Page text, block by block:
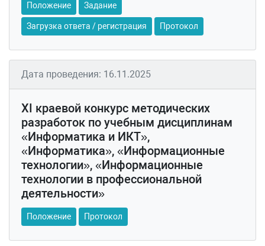
Положение Задание
Загрузка ответа / регистрация Протокол
Дата проведения: 16.11.2025
XI краевой конкурс методических
разработок по учебным дисциплинам
«Информатика и ИКТ»,
«Информатика», «Информационные
технологии», «Информационные
технологии в профессиональной
деятельности»
Положение Протокол